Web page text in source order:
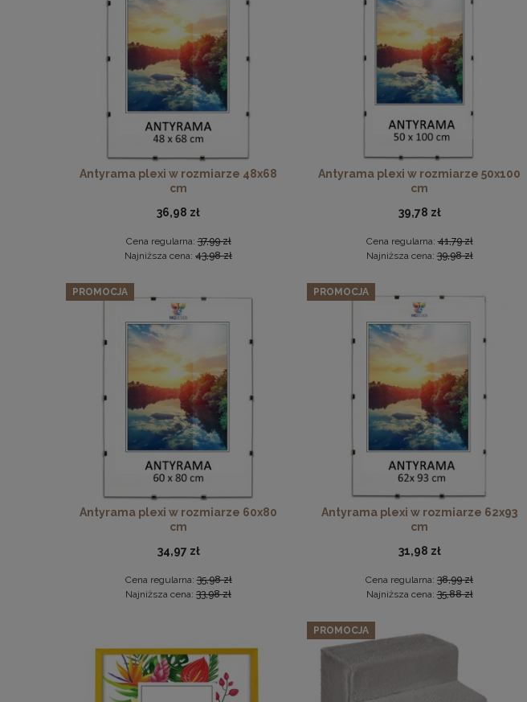
Ramka na zdjęcia 20x30
Twarda podkładka korkowa z
Zestaw 3 szt. antyram
DO
Zestaw LIVIA: sofa, fotel
2
Antyrama plexi w rozmiarze 48x68
cm
36,98 zł
Cena regularna:37,99 zł
Najniższa cena: 43,98 zł
Antyrama plexi w rozmiarze 50x100
cm
39,78 zł
Cena regularna:41,79 zł
Najniższa cena:39,98 zł
Antyrama plexi w rozmiarze 60x80
cm
34,97 zł
Cena regularna:35,98 zł
Najniższa cena: 33,98 zł
PROMOCJA
Antyrama plexi w rozmiarze 62x93
cm
31,98 zł
Cena regularna: 38,99 zł
Najniższa cena:35,88 zł
PROMOCJA
PROMOCJA